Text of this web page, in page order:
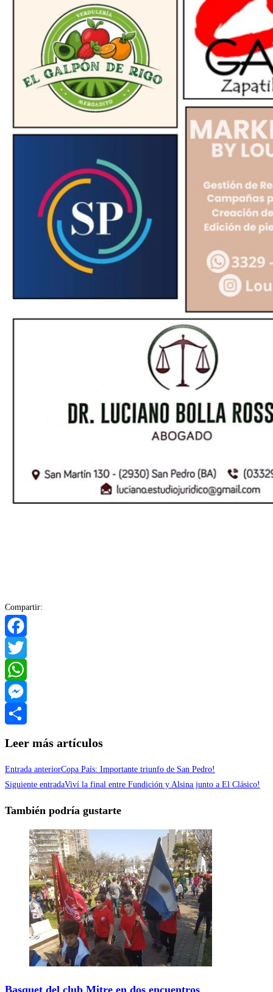
Compartir:
Facebook
Twitter
WhatsApp
Messenger
Leer más artículos
Entrada anteriorCopa País: Importante triunfo de San Pedro!
Siguiente entradaViví la final entre Fundición y Alsina junto a El Clásico!
También podría gustarte
Basquet del club Mitre en dos encuentros